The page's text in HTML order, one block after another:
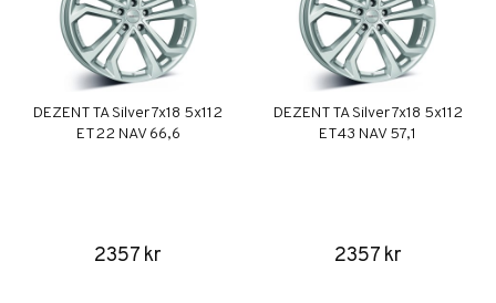
DEZENT TA Silver 7x18 5x112
ET22 NAV 66,6
2357 kr
DEZENT TA Silver 7x18 5x112
ET43 NAV 57,1
2357 kr